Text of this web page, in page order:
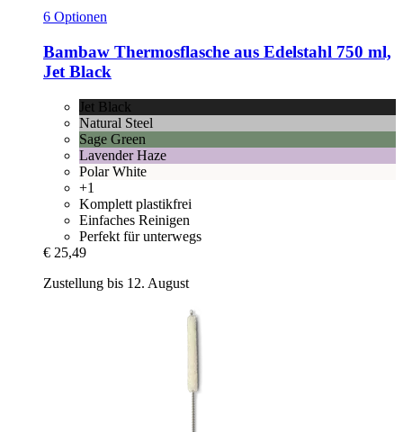
6 Optionen
Bambaw Thermosflasche aus Edelstahl 750 ml,
Jet Black
Jet Black
Natural Steel
Sage Green
Lavender Haze
Polar White
+1
Komplett plastikfrei
Einfaches Reinigen
Perfekt für unterwegs
€ 25,49
Zustellung bis 12. August